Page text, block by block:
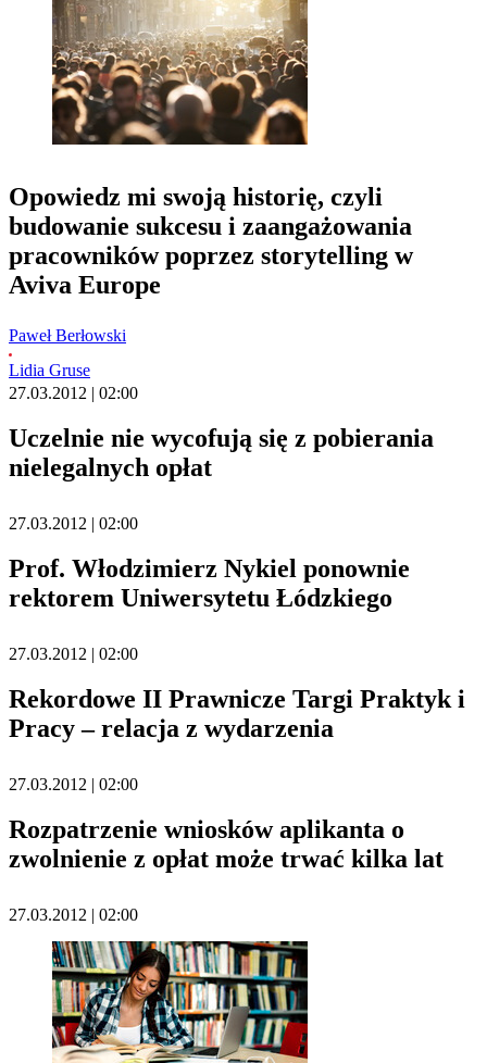
Opowiedz mi swoją historię, czyli
budowanie sukcesu i zaangażowania
pracowników poprzez storytelling w
Aviva Europe
Paweł Berłowski
Lidia Gruse
27.03.2012 | 02:00
Uczelnie nie wycofują się z pobierania
nielegalnych opłat
27.03.2012 | 02:00
Prof. Włodzimierz Nykiel ponownie
rektorem Uniwersytetu Łódzkiego
27.03.2012 | 02:00
Rekordowe II Prawnicze Targi Praktyk i
Pracy – relacja z wydarzenia
27.03.2012 | 02:00
Rozpatrzenie wniosków aplikanta o
zwolnienie z opłat może trwać kilka lat
27.03.2012 | 02:00